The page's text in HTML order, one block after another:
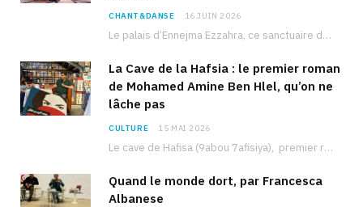
CHANT&DANSE 16 JUIN 2026
Le palais d’Ennejma Ezzahra, ce sanctuaire de la musique tunisienne et méditerranéenne construit par le…
La Cave de la Hafsia : le premier roman
de Mohamed Amine Ben Hlel, qu’on ne
lâche pas
CULTURE 15 MAI 2026
Le cave de Hafisa (9abou 7afisiya), premier roman du journaliste tunisien Mohamed Amine Ben Hlel,…
Quand le monde dort, par Francesca
Albanese